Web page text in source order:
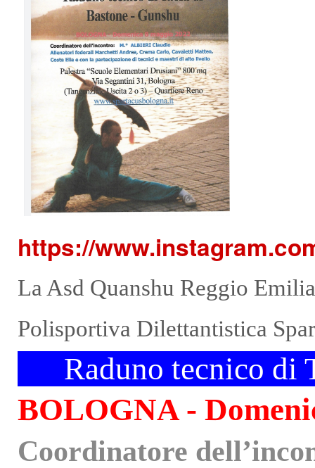
https://
La Asd Quanshu Reggio
Polisportiva Dilettantistica
Raduno tecnico di
BOLOGNA -
Coordinatore